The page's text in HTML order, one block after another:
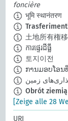
foncière
भूमि स्थानंतरण
土地所有権
ការផ្ទេរដីធ្លី
토지이전
ການມອບໂອນ
زمین
Obrót ziemią
[Zeige alle 28
URI